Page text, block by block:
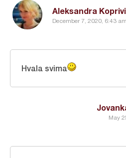
Aleksandra
December 7, 2020, 6:43 am
May
Hvala svima